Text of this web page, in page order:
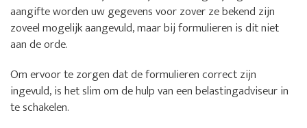
aangifte worden uw gegevens voor zover ze bekend zijn
zoveel mogelijk aangevuld, maar bij formulieren is dit niet
aan de orde.
Om ervoor te zorgen dat de formulieren correct zijn
ingevuld, is het slim om de hulp van een belastingadviseur in
te schakelen.